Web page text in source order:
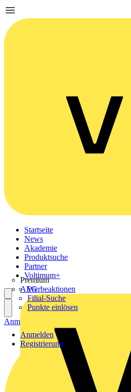
Startseite
News
Akademie
Produktsuche
Partner
Premium
AEG
Voltimum+
Werbeaktionen
Filial-Suche
Punkte einlösen
Anmelden
Registrierung
Anmelden